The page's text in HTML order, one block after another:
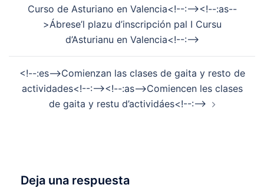
entradas
Curso de Asturiano en Valencia<!--:--><!--:as--
>Ábrese’l plazu d’inscripción pal I Cursu
d’Asturianu en Valencia<!--:-->
<!--:es-->Comienzan las clases de gaita y resto de
actividades<!--:--><!--:as-->Comiencen les clases
de gaita y restu d’actividáes<!--:-->
Deja una respuesta